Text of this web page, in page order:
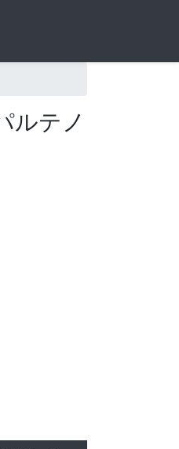
ルテノ